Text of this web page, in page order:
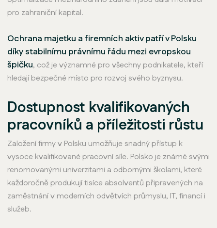
pro zahraniční kapital.
Ochrana majetku a firemních aktiv patří v Polsku
díky stabilnímu právnímu řádu mezi evropskou
špičku, což je významné pro všechny podnikatele, kteří
hledají bezpečné místo pro rozvoj svého byznysu.
Dostupnost kvalifikovaných
pracovníků a příležitosti růstu
Založení firmy v Polsku umožňuje snadný přístup k
vysoce kvalifikované pracovní síle. Polsko je známé svými
renomovanými univerzitami a odbornými školami, které
každoročně produkují tisíce absolventů připravených na
zaměstnání v moderních odvětvích průmyslu, IT, financí i
služeb.